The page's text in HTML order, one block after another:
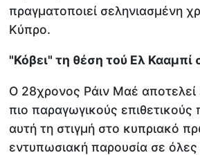
πραγματοποιεί σεληνιασμένη
Κύπρο.
"Κόβει" τη θέση τού Ελ Κααμπί
Ο 28χρονος Ράιν Μαέ
πιο παραγωγικούς επιθετικούς
αυτή τη στιγμή στο κυπριακό
εντυπωσιακή παρουσία σε όλες